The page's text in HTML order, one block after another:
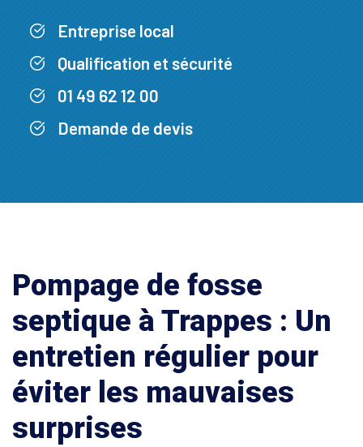
Entreprise local
Qualification et sécurité
01 49 62 12 00
Demande de devis
Pompage de fosse
septique à Trappes : Un
entretien régulier pour
éviter les mauvaises
surprises